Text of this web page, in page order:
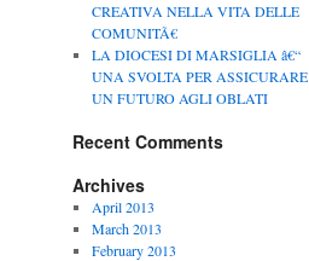
CREATIVA NELLA VITA DELLE
COMUNITÃ€
LA DIOCESI DI MARSIGLIA â€“
UNA SVOLTA PER ASSICURARE
UN FUTURO AGLI OBLATI
Recent Comments
Archives
April 2013
March 2013
February 2013